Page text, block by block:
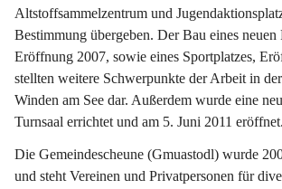
Altstoffsammelzentrum und
Bestimmung übergeben. Der Bau eines neuen
Eröffnung 2007, sowie eines Sportplatzes,
stellten weitere Schwerpunkte der Arbeit in
Winden am See dar. Außerdem wurde eine
Turnsaal errichtet und am 5. Juni 2011 eröffnet.
Die Gemeindescheune (Gmuastodl) wurde
und steht Vereinen und Privatpersonen für